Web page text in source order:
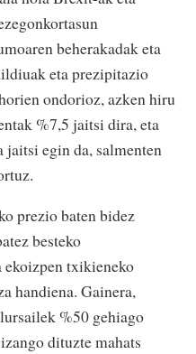
beherakadak eta
eta prezipitazio
ondorioz, azken hiru
%7,5 jaitsi dira, eta
egin da, salmenten
prezio baten bidez
besteko
ekoizpen txikieneko
handiena. Gainera,
%50 gehiago
dituzte mahats